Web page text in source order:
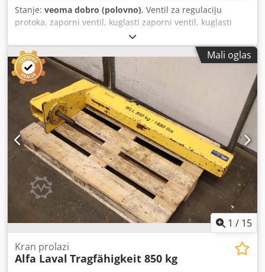
Stanje: veoma dobro (polovno), Ventil za regulaciju
protoka, zaporni ventil, kuglasti zaporni ventil, kuglasti
ventil, kugla ventil, sigurnosni ventil, regulacioni ventil,
prekidač protoka, balansni ventil Csdpjq Rx Abefx An Iorf -
Proizvođač: Alfa Laval, regulacioni ventil sa prekidačem
protoka, nekorišćen - Tip: RV4 br.: 1762570-80 - Veličina:
DN25 - Količina: 2x ventil na raspolaganju - Cena: po
komadu - Dimenzije: 125/104/V195 mm - Težina: 3,6
kg/komad
Mali oglas
1 / 15
Kran prolazi
Alfa Laval Tragfähigkeit 850 kg